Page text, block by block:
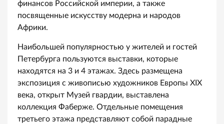
финансов Российской империи, а также
посвященные искусству модерна и народов
Африки.
Наибольшей популярностью у жителей и гостей
Петербурга пользуются выставки, которые
находятся на 3 и 4 этажах. Здесь размещена
экспозиция с живописью художников Европы XIX
века, открыт Музей гвардии, выставлена
коллекция Фаберже. Отдельные помещения
третьего этажа представляют собой парадные